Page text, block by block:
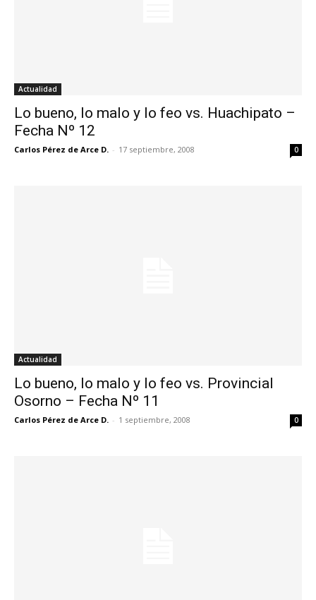
Actualidad
Lo bueno, lo malo y lo feo vs. Huachipato –
Fecha Nº 12
Carlos Pérez de Arce D. - 17 septiembre, 2008 0
Actualidad
Lo bueno, lo malo y lo feo vs. Provincial
Osorno – Fecha Nº 11
Carlos Pérez de Arce D. - 1 septiembre, 2008 0